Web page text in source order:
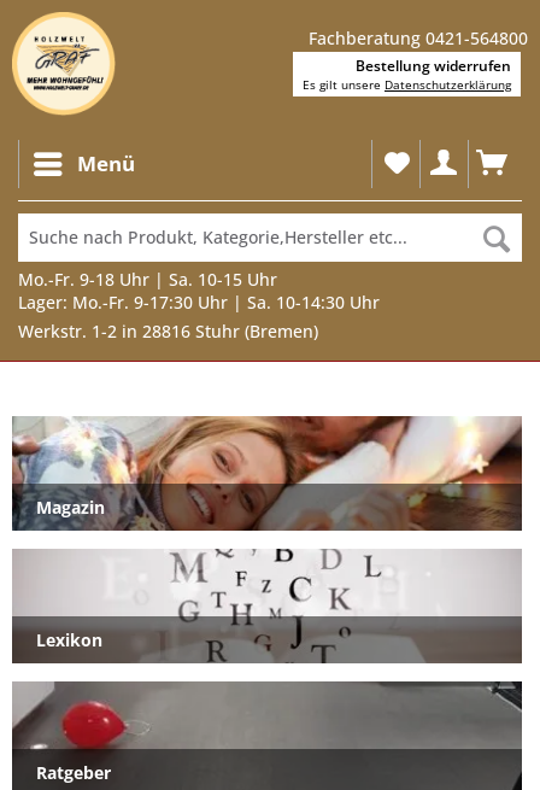
Fachberatung 0421-564800
Menü
Mo.-Fr. 9-18 Uhr | Sa. 10-15 Uhr
Lager: Mo.-Fr. 9-17:30 Uhr | Sa. 10-14:30 Uhr
Werkstr. 1-2 in 28816 Stuhr (Bremen)
Magazin
Lexikon
Ratgeber
Bestellung widerrufen
Es gilt unsere Datenschutzerklärung